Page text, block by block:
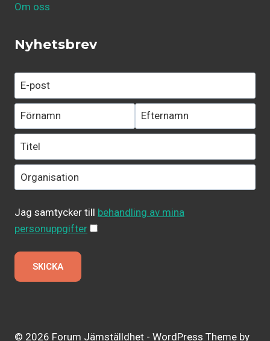
Om oss
Nyhetsbrev
Jag samtycker till behandling av mina
personuppgifter
© 2026 Forum Jämställdhet - WordPress Theme by